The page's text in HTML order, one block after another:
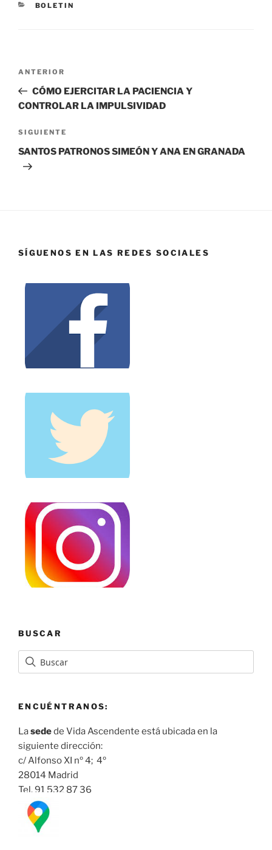
BOLETIN
ANTERIOR
CÓMO EJERCITAR LA PACIENCIA Y
CONTROLAR LA IMPULSIVIDAD
SIGUIENTE
SANTOS PATRONOS SIMEÓN Y ANA EN GRANADA
SÍGUENOS EN LAS REDES SOCIALES
BUSCAR
ENCUÉNTRANOS:
Lasedede Vida Ascendente está ubicada en la
siguiente dirección:
c/ Alfonso XI nº 4; 4º
28014 Madrid
Tel. 91 532 87 36